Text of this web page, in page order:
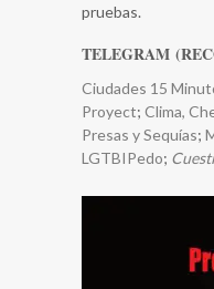
pruebas.
TELEGRAM
Ciudades 15
Proyect; Clima,
Presas y Sequías;
LGTBIPedo;